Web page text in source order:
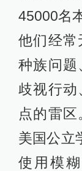
45000名
他们经常
种族问题
歧视行动
点的雷
美国公立
使用模